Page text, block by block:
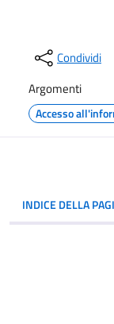
Condividi
Argomenti
Accesso
INDICE DELLA